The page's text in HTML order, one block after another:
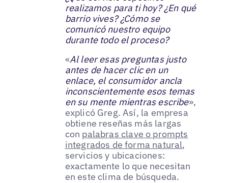
realizamos para ti hoy? ¿En qué
barrio vives? ¿Cómo se
comunicó nuestro equipo
durante todo el proceso?
«Al leer esas preguntas justo
antes de hacer clic en un
enlace, el consumidor ancla
inconscientemente esos temas
en su mente mientras escribe»,
explicó Greg. Así, la empresa
obtiene reseñas más largas
con palabras clave o prompts
integrados de forma natural,
servicios y ubicaciones:
exactamente lo que necesitan
en este clima de búsqueda.